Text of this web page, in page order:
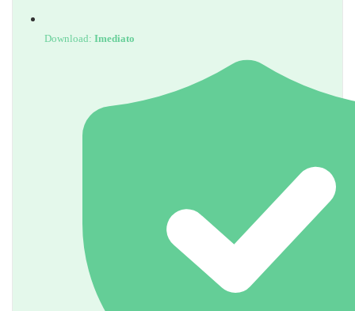
Download: Imediato